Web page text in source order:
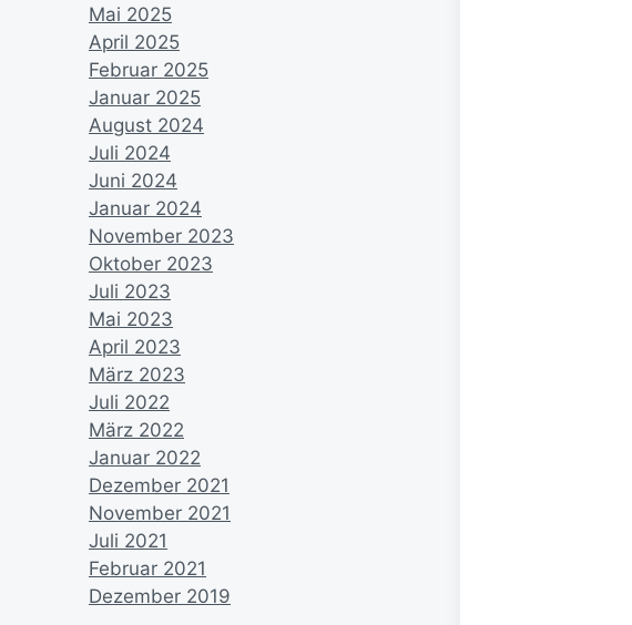
Mai 2025
April 2025
Februar 2025
Januar 2025
August 2024
Juli 2024
Juni 2024
Januar 2024
November 2023
Oktober 2023
Juli 2023
Mai 2023
April 2023
März 2023
Juli 2022
März 2022
Januar 2022
Dezember 2021
November 2021
Juli 2021
Februar 2021
Dezember 2019